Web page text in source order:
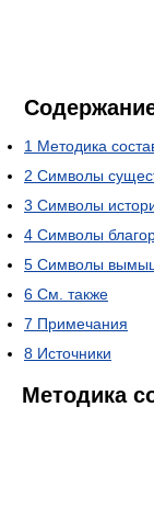
1 Методика
2 Символы
3 Символы
4 Символы
5 Символы
6 См. также
7 Примечания
8 Источники
Методика